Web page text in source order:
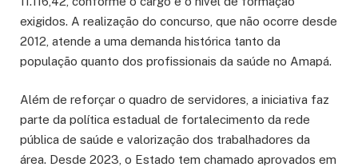
exigidos. A realização do concurso, que não ocorre desde
2012, atende a uma demanda histórica tanto da
população quanto dos profissionais da saúde no Amapá.
Além de reforçar o quadro de servidores, a iniciativa faz
parte da política estadual de fortalecimento da rede
pública de saúde e valorização dos trabalhadores da
área. Desde 2023, o Estado tem chamado aprovados em